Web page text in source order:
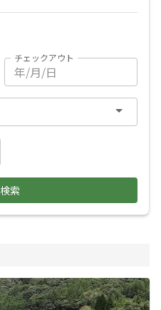
チェックアウト
検索